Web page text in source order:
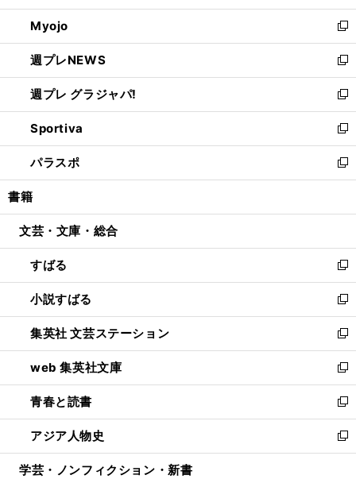
開
く
ウ
で
開
く
ン
ド
ウ
で
開
く
ウ
ィ
ン
ド
ウ
で
開
く
Myojo
新
し
い
ウ
ィ
ン
ド
ウ
で
開
週プレNEWS
新
し
い
ウ
ィ
ン
ド
ウ
開
週プレ グラジャパ!
新
し
い
ウ
ィ
ン
ウ
開
く
Sportiva
新
し
い
ウ
ン
ウ
で
開
く
パラスポ
新
し
ウ
ン
ド
ウ
で
開
く
書籍
文芸・文庫・総合
すばる
新
し
い
ウ
ィ
ン
ド
ウ
で
開
く
小説すばる
新
し
い
ウ
ィ
ン
ド
ウ
で
開
集英社 文芸ステーション
新
し
い
ウ
ィ
ン
ド
ウ
web 集英社文庫
新
し
い
ウ
ィ
ン
青春と読書
新
し
い
ウ
アジア人物史
新
し
学芸・ノンフィクション・新書